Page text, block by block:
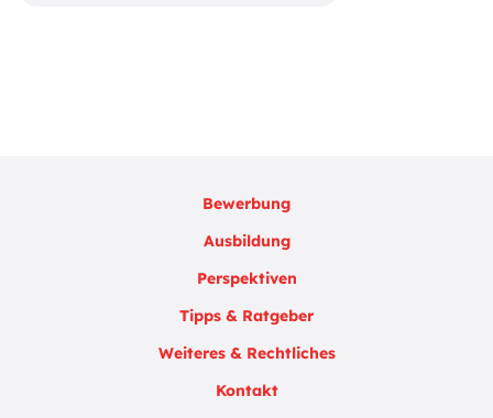
Bewerbung
Ausbildung
Perspektiven
Tipps & Ratgeber
Weiteres & Rechtliches
Kontakt